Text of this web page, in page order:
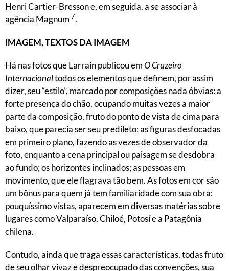
Henri Cartier-Bresson e, em seguida, a se associar à
agência Magnum 7.
IMAGEM, TEXTOS DA IMAGEM
Há nas fotos que Larrain publicou emO Cruzeiro
Internacionaltodos os elementos que definem, por assim
dizer, seu “estilo”, marcado por composições nada óbvias: a
forte presença do chão, ocupando muitas vezes a maior
parte da composição, fruto do ponto de vista de cima para
baixo, que parecia ser seu predileto; as figuras desfocadas
em primeiro plano, fazendo as vezes de observador da
foto, enquanto a cena principal ou paisagem se desdobra
ao fundo; os horizontes inclinados; as pessoas em
movimento, que ele flagrava tão bem. As fotos em cor são
um bônus para quem já tem familiaridade com sua obra:
pouquíssimo vistas, aparecem em diversas matérias sobre
lugares como Valparaíso, Chiloé, Potosí e a Patagônia
chilena.
Contudo, ainda que traga essas características, todas fruto
de seu olhar vivaz e despreocupado das convenções, sua